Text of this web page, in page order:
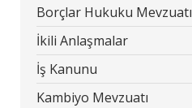
Borçlar Hukuku Mevzuatı
İkili Anlaşmalar
İş Kanunu
Kambiyo Mevzuatı